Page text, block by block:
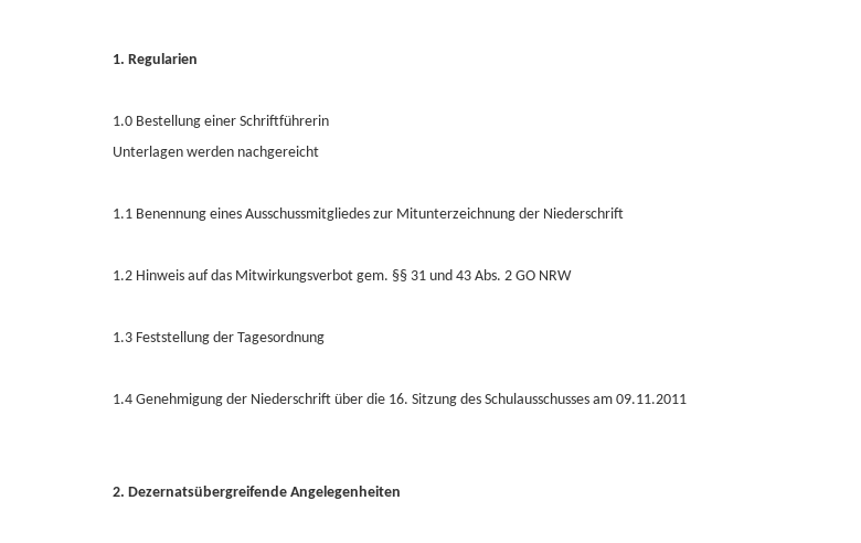
1. Regularien
1.0 Bestellung einer Schriftführerin
Unterlagen werden nachgereicht
1.1 Benennung eines Ausschussmitgliedes zur Mitunterzeichnung der Niederschrift
1.2 Hinweis auf das Mitwirkungsverbot gem. §§ 31 und 43 Abs. 2 GO NRW
1.3 Feststellung der Tagesordnung
1.4 Genehmigung der Niederschrift über die 16. Sitzung des Schulausschusses am 09.11.2011
2. Dezernatsübergreifende Angelegenheiten